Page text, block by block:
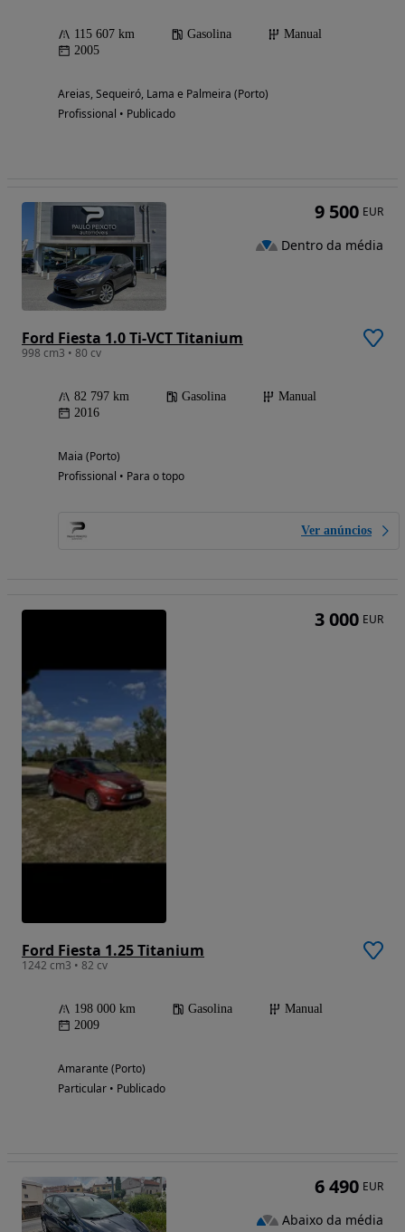
115 607 km Gasolina
Manual
2005
Areias, Sequeiró, Lama e Palmeira (Porto)
Profissional • Publicado
Ford Fiesta 1.0 Ti-VCT Titanium
998 cm3 • 80 cv
82 797 km Gasolina
Manual
2016
Maia (Porto)
Profissional • Para o topo
Ver anúncios
9 500 EUR
Dentro da média
Ford Fiesta 1.25 Titanium
1242 cm3 • 82 cv
198 000 km Gasolina
Manual
2009
Amarante (Porto)
Particular • Publicado
3 000 EUR
6 490 EUR
Abaixo da média